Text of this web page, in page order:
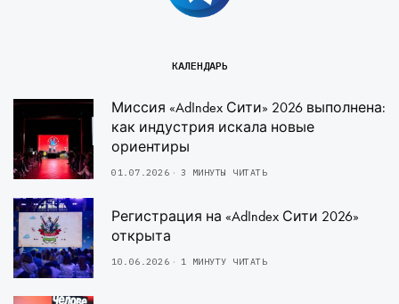
КАЛЕНДАРЬ
Миссия «AdIndex Сити» 2026 выполнена:
как индустрия искала новые
ориентиры
01.07.2026 3 МИНУТЫ ЧИТАТЬ
Регистрация на «AdIndex Сити 2026»
открыта
10.06.2026 1 МИНУТУ ЧИТАТЬ